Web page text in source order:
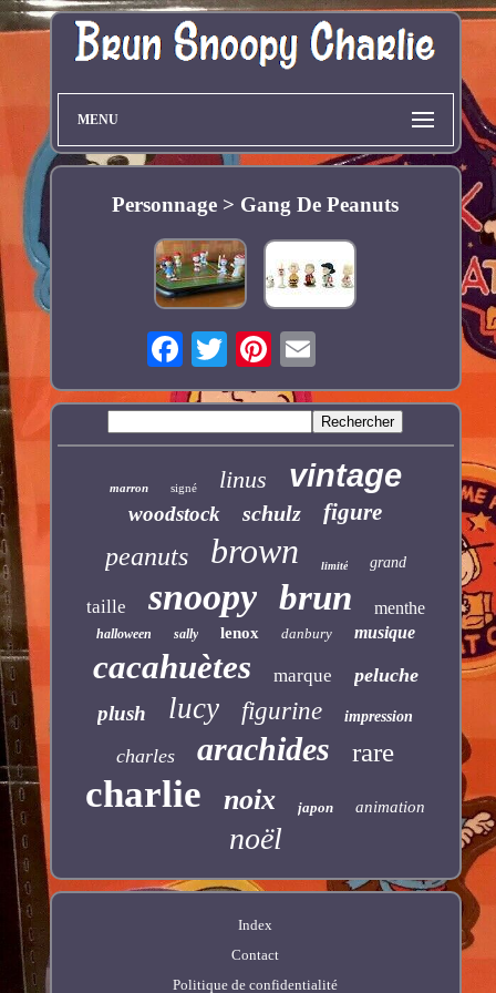
MENU
Personnage > Gang De Peanuts
marron signé linus vintage
woodstock schulz figure
peanuts brown limité grand
taille snoopy brun menthe
halloween sally lenox danbury musique
cacahuètes marque peluche
plush lucy figurine impression
charles arachides rare
charlie noix japon animation
noël
Index
Contact
Politique de confidentialité